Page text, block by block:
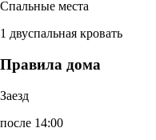
Спальные места
1 двуспальная кровать
Правила дома
Заезд
после 14:00